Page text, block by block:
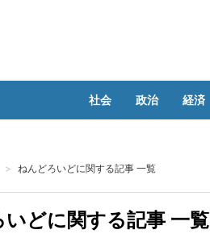
社会 政治 経済
ねんどろいどに関する記事 一覧
どに関する記事 一覧